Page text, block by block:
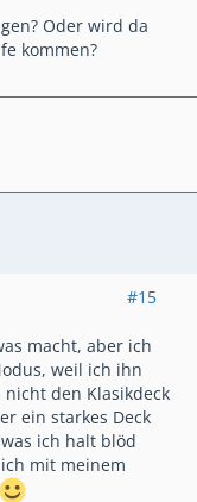
Oder wird da
kommen?
#15
macht, aber ich
weil ich ihn
den Klasikdeck
ein starkes Deck
ich halt blöd
mit meinem